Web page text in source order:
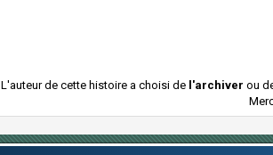
L'auteur de cette histoire a choisi de l'archiver ou